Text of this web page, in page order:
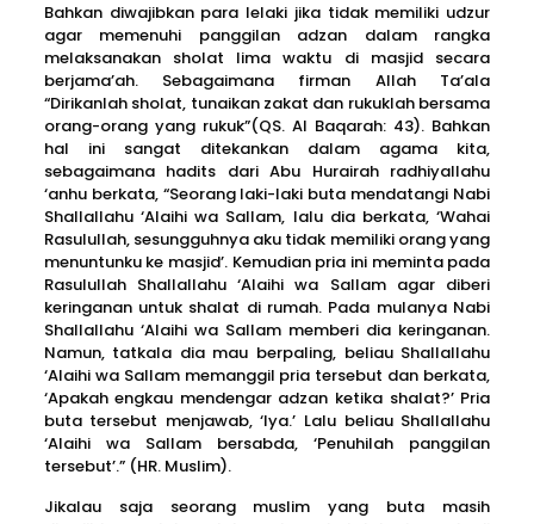
Bahkan diwajibkan para lelaki jika tidak memiliki udzur
agar memenuhi panggilan adzan dalam rangka
melaksanakan sholat lima waktu di masjid secara
berjama’ah. Sebagaimana firman Allah Ta’ala
“Dirikanlah sholat, tunaikan zakat dan rukuklah bersama
orang-orang yang rukuk”(QS. Al Baqarah: 43). Bahkan
hal ini sangat ditekankan dalam agama kita,
sebagaimana hadits dari Abu Hurairah radhiyallahu
‘anhu berkata, “Seorang laki-laki buta mendatangi Nabi
Shallallahu ‘Alaihi wa Sallam, lalu dia berkata, ‘Wahai
Rasulullah, sesungguhnya aku tidak memiliki orang yang
menuntunku ke masjid’. Kemudian pria ini meminta pada
Rasulullah Shallallahu ‘Alaihi wa Sallam agar diberi
keringanan untuk shalat di rumah. Pada mulanya Nabi
Shallallahu ‘Alaihi wa Sallam memberi dia keringanan.
Namun, tatkala dia mau berpaling, beliau Shallallahu
‘Alaihi wa Sallam memanggil pria tersebut dan berkata,
‘Apakah engkau mendengar adzan ketika shalat?’ Pria
buta tersebut menjawab, ‘Iya.’ Lalu beliau Shallallahu
‘Alaihi wa Sallam bersabda, ‘Penuhilah panggilan
tersebut’.” (HR. Muslim).
Jikalau saja seorang muslim yang buta masih